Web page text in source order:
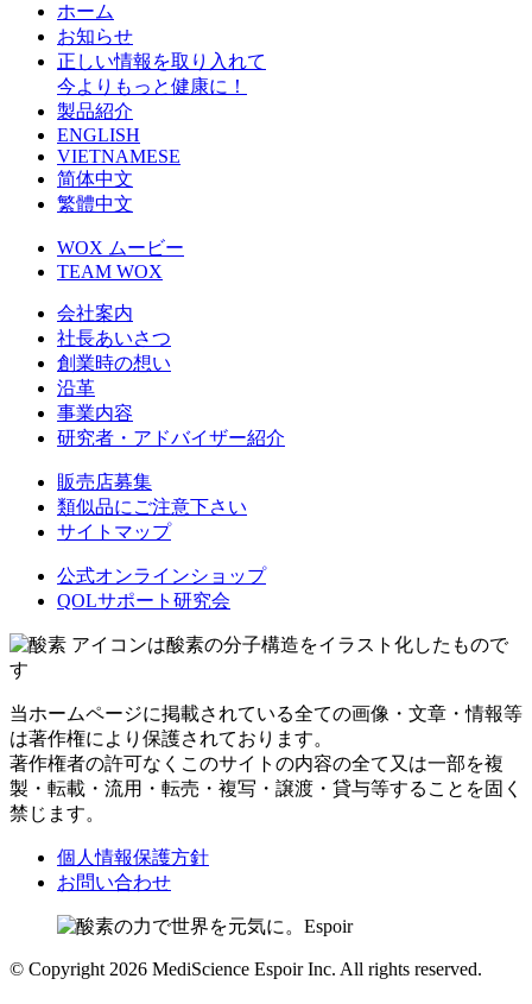
ホーム
お知らせ
正しい情報を取り入れて
今よりもっと健康に！
製品紹介
ENGLISH
VIETNAMESE
简体中文
繁體中文
WOX ムービー
TEAM WOX
会社案内
社長あいさつ
創業時の想い
沿革
事業内容
研究者・アドバイザー紹介
販売店募集
類似品にご注意下さい
サイトマップ
公式オンラインショップ
QOLサポート研究会
アイコンは酸素の分子構造をイラスト化したもので
す
当ホームページに掲載されている全ての画像・文章・情報等
は著作権により保護されております。
著作権者の許可なくこのサイトの内容の全て又は一部を複
製・転載・流用・転売・複写・譲渡・貸与等することを固く
禁じます。
個人情報保護方針
お問い合わせ
© Copyright 2026 MediScience Espoir Inc. All rights reserved.